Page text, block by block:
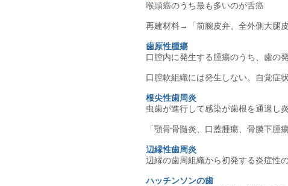
喉頭癌のうち最も多いのが舌癌
再建材料→「前腕皮弁、全外側大腿
歯原性腫瘍
口腔内に発生する腫瘍のうち、歯の
口腔軟組織には発生しない。自覚症
根尖性歯周炎
虫歯が進行して感染が歯根を通過し
「顎骨骨髄炎、口蓋腫瘍、骨膜下
辺縁性歯周炎
辺縁の歯周組織から初発する炎症性
ハッチンソンの歯